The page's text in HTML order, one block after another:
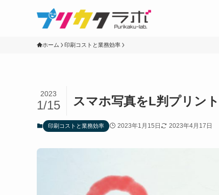
ホーム 印刷コストと業務効率
スマホ写真をL判プリン
2023
1/15
印刷コストと業務効率 2023年1月15日 2023年4月17日